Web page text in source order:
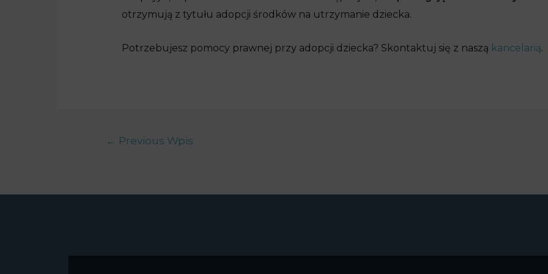
otrzymują z tytułu adopcji środków na utrzymanie dziecka.
Potrzebujesz pomocy prawnej przy adopcji dziecka? Skontaktuj się z naszą kancelarią.
← Previous Wpis